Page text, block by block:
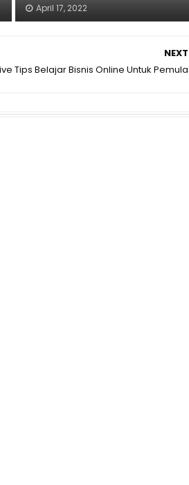
April 17, 2022
NEXT
Tips Belajar Bisnis Online Untuk Pemula